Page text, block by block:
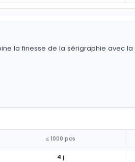
la finesse de la sérigraphie avec
≤ 1000 pcs
4 j